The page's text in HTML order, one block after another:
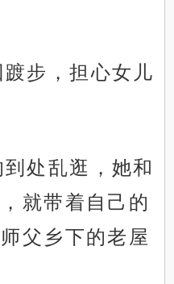
步，担心女儿
处乱逛，她和
就带着自己的
父乡下的老屋